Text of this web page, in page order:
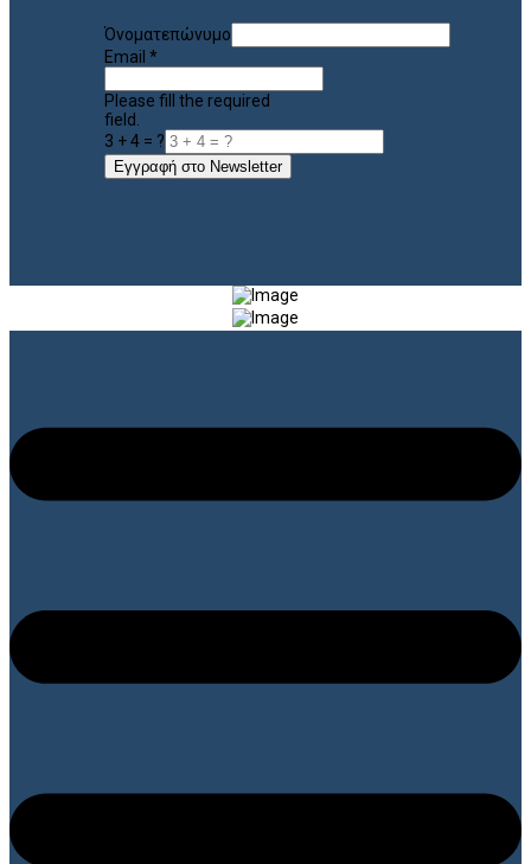
Όνοματεπώνυμο
Email *
Please fill the required
field.
3 + 4 = ?
Εγγραφή στο Newsletter